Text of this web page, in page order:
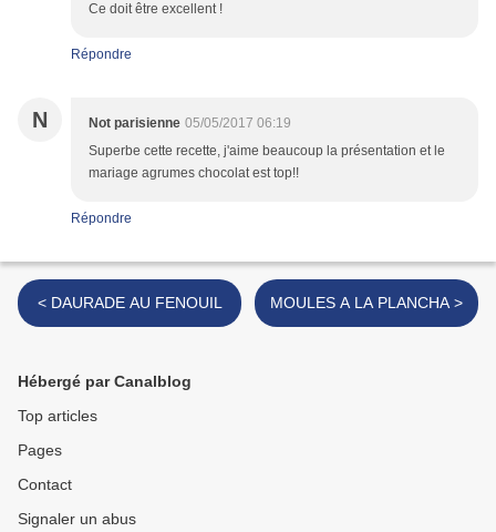
Ce doit être excellent !
Répondre
N Not parisienne 05/05/2017 06:19
Superbe cette recette, j'aime beaucoup la présentation et le
mariage agrumes chocolat est top!!
Répondre
< DAURADE AU FENOUIL MOULES A LA PLANCHA >
Hébergé par Canalblog
Top articles
Pages
Contact
Signaler un abus